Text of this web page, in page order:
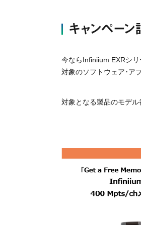
キャンペー
今ならInfiniium EXRシ
対象のソフトウェア･ア
対象となる製品のモデ